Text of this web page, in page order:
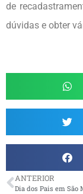
de
dúvidas e obter
ANTERIOR
Dia dos Pais em São